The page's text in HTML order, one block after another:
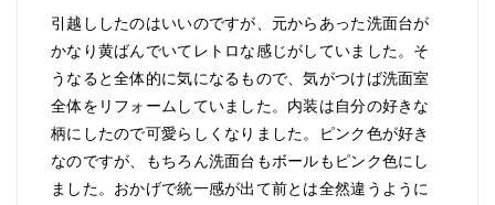
引越ししたのはいいのですが、元からあった洗面台が
かなり黄ばんでいてレトロな感じがしていました。そ
うなると全体的に気になるもので、気がつけば洗面室
全体をリフォームしていました。内装は自分の好きな
柄にしたので可愛らしくなりました。ピンク色が好き
なのですが、もちろん洗面台もボールもピンク色にし
ました。おかげで統一感が出て前とは全然違うように